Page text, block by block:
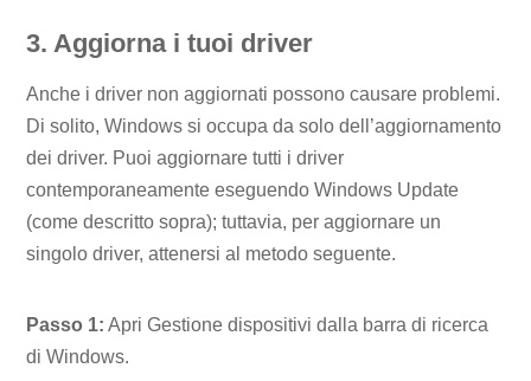
3. Aggiorna i tuoi driver
Anche i driver non aggiornati possono causare problemi.
Di solito, Windows si occupa da solo dell’aggiornamento
dei driver. Puoi aggiornare tutti i driver
contemporaneamente eseguendo Windows Update
(come descritto sopra); tuttavia, per aggiornare un
singolo driver, attenersi al metodo seguente.
Passo 1: Apri Gestione dispositivi dalla barra di ricerca
di Windows.